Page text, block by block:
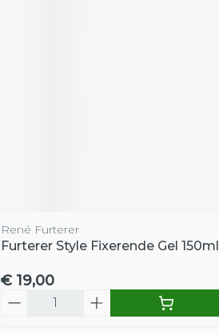
René Furterer
Furterer Style Fixerende Gel 150ml
€ 19,00